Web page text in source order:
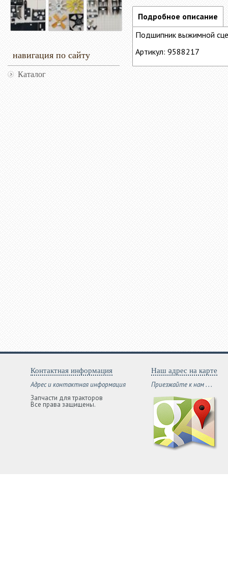
навигация по сайту
Каталог
Подробное описание
Подшипник выжимной
Артикул: 9588217
Контактная информация
Адрес и контактная информация
Запчасти для тракторов
Все права защищены.
Наш адрес на карте
Приезжайте к нам . . .